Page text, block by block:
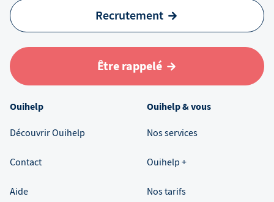
Recrutement
Être rappelé
Ouihelp
Découvrir Ouihelp
Contact
Aide
Ouihelp & vous
Nos services
Ouihelp +
Nos tarifs